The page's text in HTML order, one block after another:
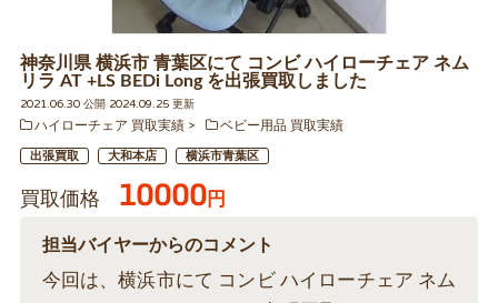
神奈川県 横浜市 青葉区にて コンビ ハイローチェア ネム
リラ AT +LS BEDi Long を出張買取しました
2021.06.30 公開 2024.09.25 更新
ハイローチェア 買取実績
ベビー用品 買取実績
出張買取 大和本店 横浜市青葉区
買取価格 10000円
担当バイヤーからのコメント
今回は、横浜市にて コンビ ハイローチェア ネム